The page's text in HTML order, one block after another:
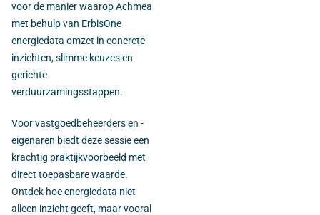
voor de manier waarop Achmea
met behulp van ErbisOne
energiedata omzet in concrete
inzichten, slimme keuzes en
gerichte
verduurzamingsstappen.
Voor vastgoedbeheerders en -
eigenaren biedt deze sessie een
krachtig praktijkvoorbeeld met
direct toepasbare waarde.
Ontdek hoe energiedata niet
alleen inzicht geeft, maar vooral